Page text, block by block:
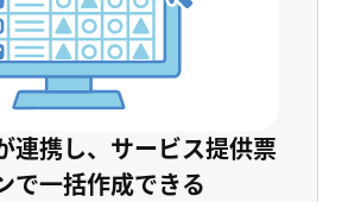
連携し、サービス提供票
で一括作成できる